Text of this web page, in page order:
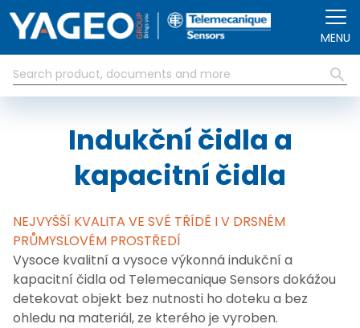
MENU
Indukční čidla a
kapacitní čidla
NEJVYŠŠÍ KVALITA VE SVÉ TŘÍDĚ I V DRSNÉM
PRŮMYSLOVÉM PROSTŘEDÍ
Vysoce kvalitní a vysoce výkonná indukční a
kapacitní čidla od Telemecanique Sensors dokážou
detekovat objekt bez nutnosti ho doteku a bez
ohledu na materiál, ze kterého je vyroben.